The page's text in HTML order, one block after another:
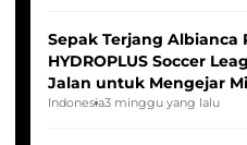
Sepak Terjang Albianca
HYDROPLUS Soccer
Jalan untuk Mengejar
Indonesia Putri
Indonesia3 minggu yang lalu